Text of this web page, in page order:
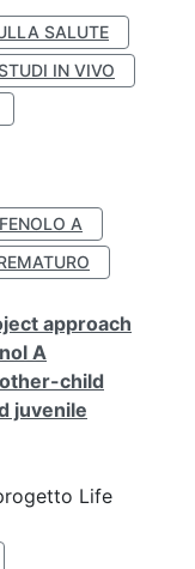
SALUTE
IN VIVO
A
approach
A
child
juvenile
Life